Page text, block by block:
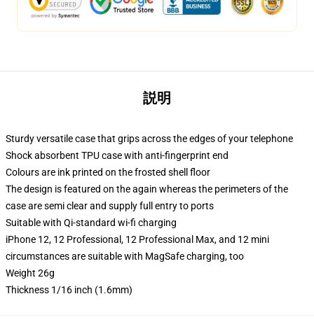
説明
Sturdy versatile case that grips across the edges of your telephone
Shock absorbent TPU case with anti-fingerprint end
Colours are ink printed on the frosted shell floor
The design is featured on the again whereas the perimeters of the
case are semi clear and supply full entry to ports
Suitable with Qi-standard wi-fi charging
iPhone 12, 12 Professional, 12 Professional Max, and 12 mini
circumstances are suitable with MagSafe charging, too
Weight 26g
Thickness 1/16 inch (1.6mm)